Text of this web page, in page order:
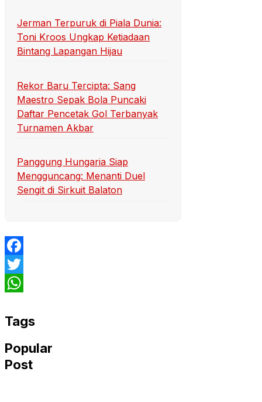
Jerman Terpuruk di Piala Dunia:
Toni Kroos Ungkap Ketiadaan
Bintang Lapangan Hijau
Rekor Baru Tercipta: Sang
Maestro Sepak Bola Puncaki
Daftar Pencetak Gol Terbanyak
Turnamen Akbar
Panggung Hungaria Siap
Mengguncang: Menanti Duel
Sengit di Sirkuit Balaton
Facebook
Twitter
Tags
Popular
Post